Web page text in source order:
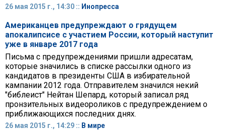
26 мая 2015 г., 14:30 :: Инопресса
Американцев предупреждают о грядущем
апокалипсисе с участием России, который наступит
уже в январе 2017 года
Письма с предупреждениями пришли адресатам,
которые значились в списке рассылки одного из
кандидатов в президенты США в избирательной
кампании 2012 года. Отправителем значился некий
"библеист" Нейтан Шепард, который записал ряд
пронзительных видеороликов с предупреждением о
приближающихся последних днях.
26 мая 2015 г., 14:29 :: В мире